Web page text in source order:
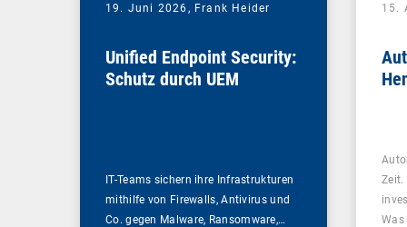
19. Juni 2026, Frank Heider
Unified Endpoint Security:
Schutz durch UEM
IT-Teams sichern ihre Infrastrukturen
mithilfe von Firewalls, Antivirus und
Co. gegen Malware, Ransomware,…
15.
Zeit.